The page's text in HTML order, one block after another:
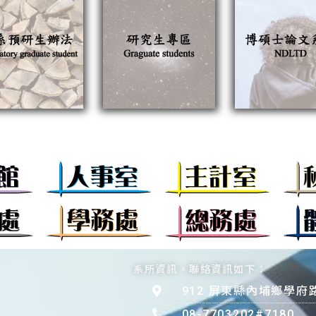
系所資訊，聯絡資訊如下：
912 屏東縣內埔鄉學府